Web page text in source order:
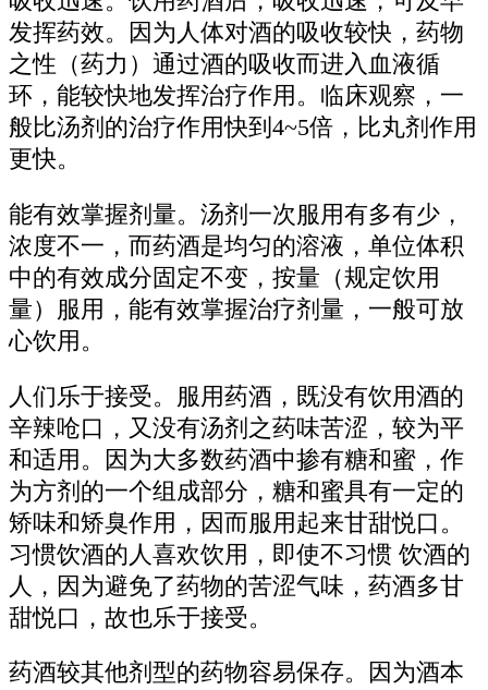
发挥药效。因为人体对酒的吸收较快，药物
之性（药力）通过酒的吸收而进入血液循
环，能较快地发挥治疗作用。临床观察，一
般比汤剂的治疗作用快到4~5倍，比丸剂作用
更快。
能有效掌握剂量。汤剂一次服用有多有少，
浓度不一，而药酒是均匀的溶液，单位体积
中的有效成分固定不变，按量（规定饮用
量）服用，能有效掌握治疗剂量，一般可放
心饮用。
人们乐于接受。服用药酒，既没有饮用酒的
辛辣呛口，又没有汤剂之药味苦涩，较为平
和适用。因为大多数药酒中掺有糖和蜜，作
为方剂的一个组成部分，糖和蜜具有一定的
矫味和矫臭作用，因而服用起来甘甜悦口。
习惯饮酒的人喜欢饮用，即使不习惯 饮酒的
人，因为避免了药物的苦涩气味，药酒多甘
甜悦口，故也乐于接受。
药酒较其他剂型的药物容易保存。因为酒本